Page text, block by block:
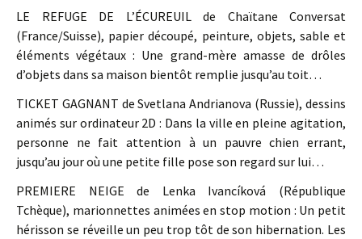
LE REFUGE DE L’ÉCUREUIL de Chaïtane Conversat
(France/Suisse), papier découpé, peinture, objets, sable et
éléments végétaux : Une grand-mère amasse de drôles
d’objets dans sa maison bientôt remplie jusqu’au toit…
TICKET GAGNANT de Svetlana Andrianova (Russie), dessins
animés sur ordinateur 2D : Dans la ville en pleine agitation,
personne ne fait attention à un pauvre chien errant,
jusqu’au jour où une petite fille pose son regard sur lui…
PREMIERE NEIGE de Lenka Ivancíková (République
Tchèque), marionnettes animées en stop motion : Un petit
hérisson se réveille un peu trop tôt de son hibernation. Les